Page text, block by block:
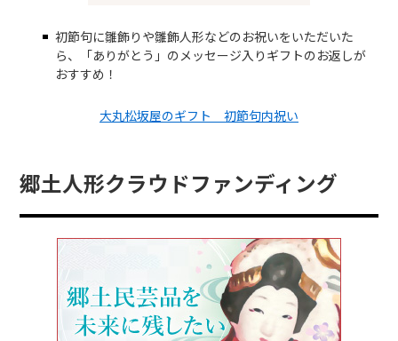
初節句に雛飾りや雛飾人形などのお祝いをいただいた
ら、「ありがとう」のメッセージ入りギフトのお返しが
おすすめ！
大丸松坂屋のギフト 初節句内祝い
郷土人形クラウドファンディング